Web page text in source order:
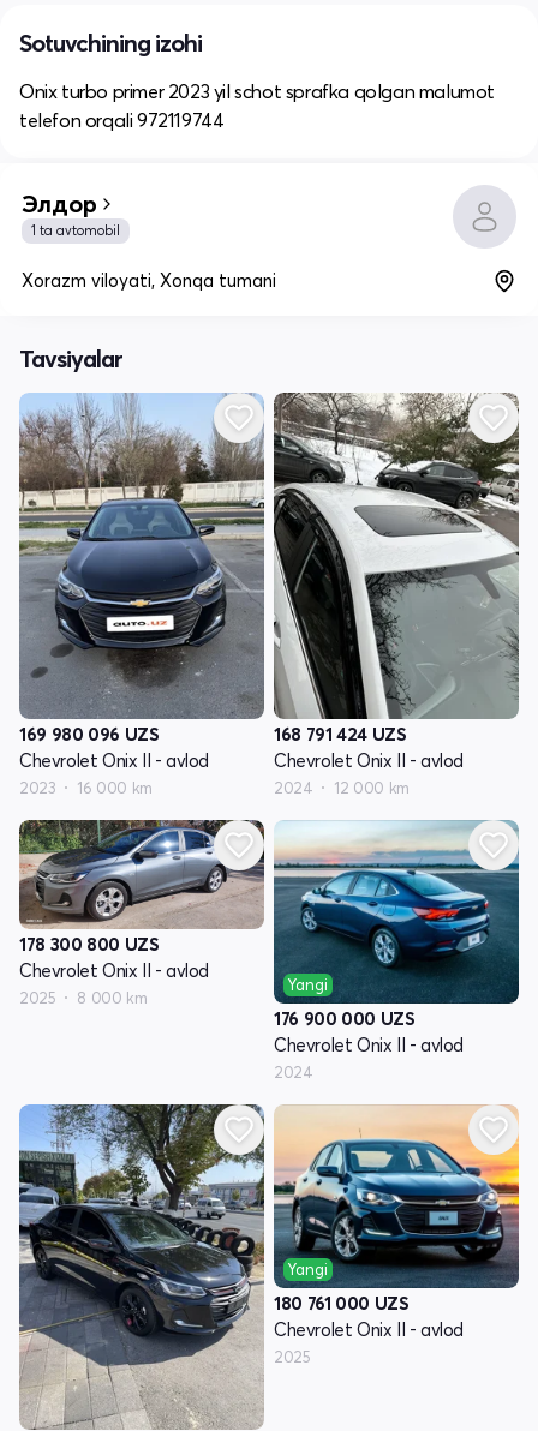
Sotuvchining izohi
Onix turbo primer 2023 yil schot sprafka qolgan malumot
telefon orqali 972119744
Элдор
1 ta avtomobil
Xorazm viloyati, Xonqa tumani
Tavsiyalar
169 980 096 UZS
Chevrolet Onix II - avlod
2023 16 000 km
168 791 424 UZS
Chevrolet Onix II - avlod
2024 12 000 km
178 300 800 UZS
Chevrolet Onix II - avlod
2025 8 000 km
Yangi
176 900 000 UZS
Chevrolet Onix II - avlod
2024
Yangi
180 761 000 UZS
Chevrolet Onix II - avlod
2025